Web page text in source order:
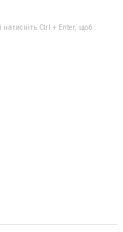
натисніть Ctrl + Enter, щоб